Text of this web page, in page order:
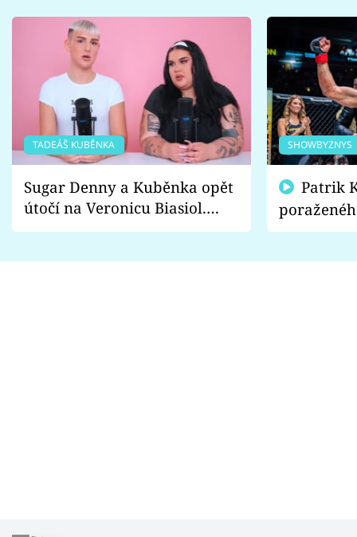
TADEÁŠ KUBĚNKA
Sugar Denny a Kuběnka opět
útočí na Veronicu Biasiol.
Proč je podle nich falešná a
SHOWBYZNYS
fanoušci